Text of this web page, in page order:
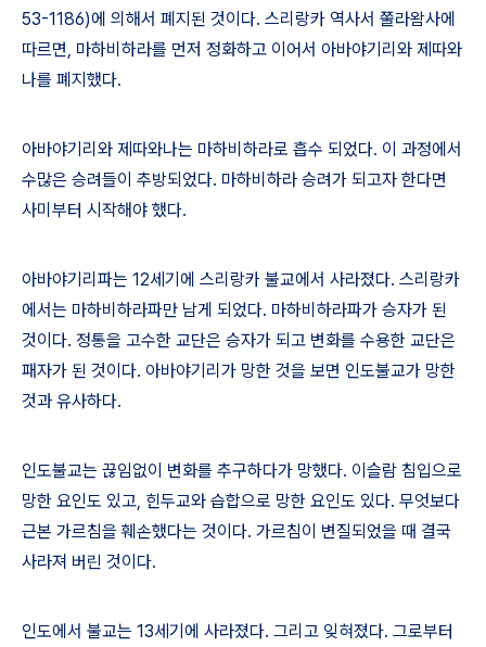
53-1186)에 의해서 폐지된 것이다. 스리랑카 역사서 쭐라왐사에
따르면, 마하비하라를 먼저 정화하고 이어서 아바야기리와 제따와
나를 폐지했다.
아바야기리와 제따와나는 마하비하라로 흡수 되었다. 이 과정에서
수많은 승려들이 추방되었다. 마하비하라 승려가 되고자 한다면
사미부터 시작해야 했다.
아바야기리파는 12세기에 스리랑카 불교에서 사라졌다. 스리랑카
에서는 마하비하라파만 남게 되었다. 마하비하라파가 승자가 된
것이다. 정통을 고수한 교단은 승자가 되고 변화를 수용한 교단은
패자가 된 것이다. 아바야기리가 망한 것을 보면 인도불교가 망한
것과 유사하다.
인도불교는 끊임없이 변화를 추구하다가 망했다. 이슬람 침입으로
망한 요인도 있고, 힌두교와 습합으로 망한 요인도 있다. 무엇보다
근본 가르침을 훼손했다는 것이다. 가르침이 변질되었을 때 결국
사라져 버린 것이다.
인도에서 불교는 13세기에 사라졌다. 그리고 잊혀졌다. 그로부터